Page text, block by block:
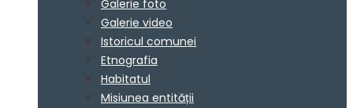
Galerie foto
Galerie video
Istoricul comunei
Etnografia
Habitatul
Misiunea entității